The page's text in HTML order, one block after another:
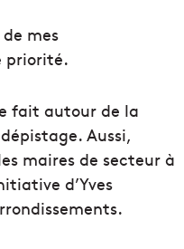
mes
priorité.
fait autour de la
Aussi,
maires de secteur à
d’Yves